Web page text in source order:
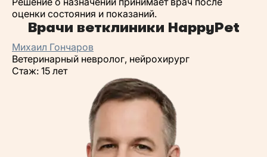
оценки состояния и показаний.
Врачи ветклиники HappyPet
Михаил Гончаров
Ветеринарный невролог, нейрохирург
Стаж: 15 лет